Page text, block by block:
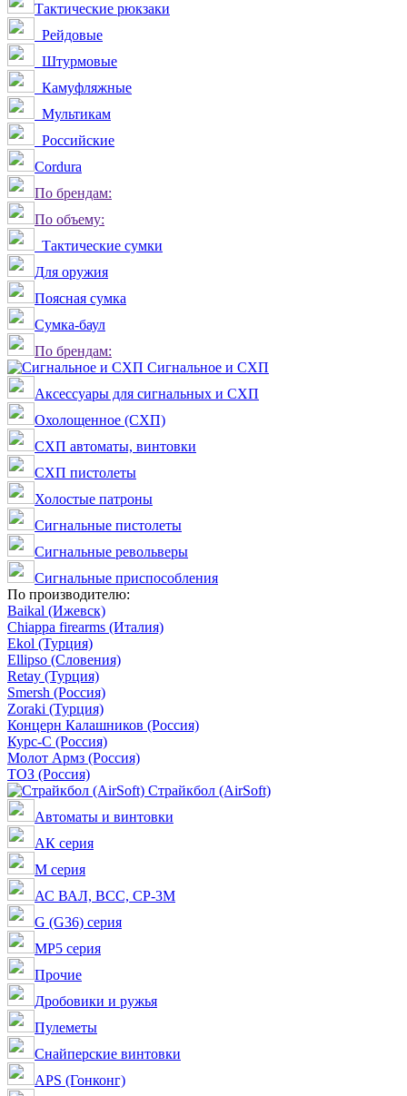
Тактические рюкзаки
Рейдовые
Штурмовые
Камуфляжные
Мультикам
Российские
Сordura
По брендам:
По объему:
Тактические сумки
Для оружия
Поясная сумка
Сумка-баул
По брендам:
Сигнальное и СХП
Аксессуары для сигнальных и СХП
Охолощенное (СХП)
СХП автоматы, винтовки
СХП пистолеты
Холостые патроны
Сигнальные пистолеты
Сигнальные револьверы
Сигнальные приспособления
По производителю:
Baikal (Ижевск)
Chiappa firearms (Италия)
Ekol (Турция)
Ellipso (Словения)
Retay (Турция)
Smersh (Россия)
Zoraki (Турция)
Концерн Калашников (Россия)
Курс-С (Россия)
Молот Армз (Россия)
ТОЗ (Россия)
Страйкбол (AirSoft)
Автоматы и винтовки
АК серия
M серия
АС ВАЛ, ВСС, СР-3М
G (G36) серия
MP5 серия
Прочие
Дробовики и ружья
Пулеметы
Снайперские винтовки
APS (Гонконг)